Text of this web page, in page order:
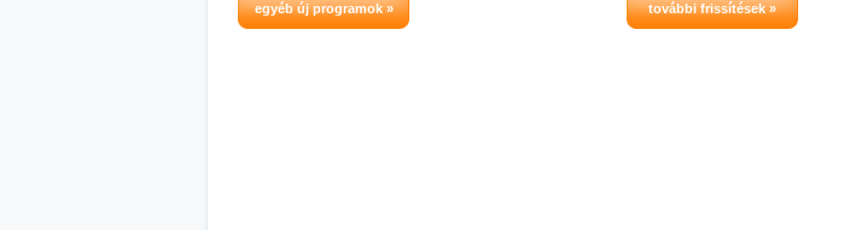
egyéb új programok » további frissítések »